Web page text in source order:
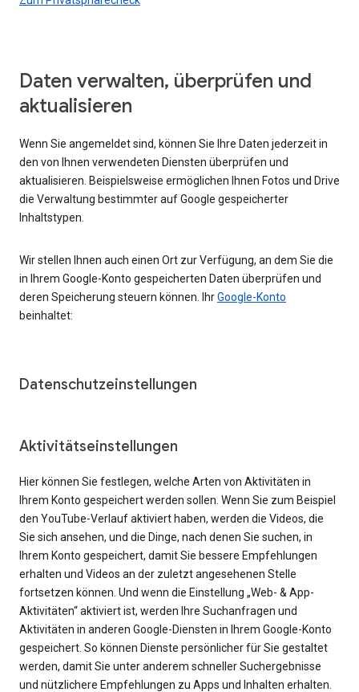
Daten verwalten, überprüfen und
aktualisieren
Wenn Sie angemeldet sind, können Sie Ihre Daten jederzeit in
den von Ihnen verwendeten Diensten überprüfen und
aktualisieren. Beispielsweise ermöglichen Ihnen Fotos und Drive
die Verwaltung bestimmter auf Google gespeicherter
Inhaltstypen.
Wir stellen Ihnen auch einen Ort zur Verfügung, an dem Sie die
in Ihrem Google-Konto gespeicherten Daten überprüfen und
deren Speicherung steuern können. IhrGoogle-Konto
beinhaltet:
Datenschutzeinstellungen
Aktivitätseinstellungen
Hier können Sie festlegen, welche Arten von Aktivitäten in
Ihrem Konto gespeichert werden sollen. Wenn Sie zum Beispiel
den YouTube-Verlauf aktiviert haben, werden die Videos, die
Sie sich ansehen, und die Dinge, nach denen Sie suchen, in
Ihrem Konto gespeichert, damit Sie bessere Empfehlungen
erhalten und Videos an der zuletzt angesehenen Stelle
fortsetzen können. Und wenn die Einstellung „Web- & App-
Aktivitäten“ aktiviert ist, werden Ihre Suchanfragen und
Aktivitäten in anderen Google-Diensten in Ihrem Google-Konto
gespeichert. So können Dienste persönlicher für Sie gestaltet
werden, damit Sie unter anderem schneller Suchergebnisse
und nützlichere Empfehlungen zu Apps und Inhalten erhalten.